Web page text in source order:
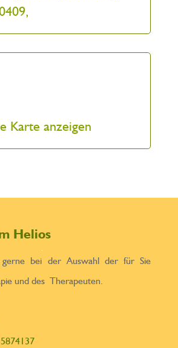
Karte anzeigen
Helios
bei der Auswahl der für Sie
und des Therapeuten.